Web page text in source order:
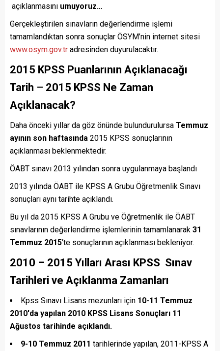
açıklanmasını umuyoruz…
Gerçekleştirilen sınavların değerlendirme işlemi
tamamlandıktan sonra sonuçlar ÖSYM’nin internet sitesi
www.osym.gov.tr adresinden duyurulacaktır.
2015 KPSS Puanlarının Açıklanacağı
Tarih – 2015 KPSS Ne Zaman
Açıklanacak?
Daha önceki yıllar da göz önünde bulundurulursa Temmuz
ayının son haftasında 2015 KPSS sonuçlarının
açıklanması beklenmektedir.
ÖABT sınavı 2013 yılından sonra uygulanmaya başlandı
2013 yılında ÖABT ile KPSS A Grubu Öğretmenlik Sınavı
sonuçları aynı tarihte açıklandı.
Bu yıl da 2015 KPSS A Grubu ve Öğretmenlik ile ÖABT
sınavlarının değerlendirme işlemlerinin tamamlanarak 31
Temmuz 2015‘te sonuçlarının açıklanması bekleniyor.
2010 – 2015 Yılları Arası KPSS Sınav
Tarihleri ve Açıklanma Zamanları
Kpss Sınavı Lisans mezunları için 10-11 Temmuz
2010′da yapılan 2010 KPSS Lisans Sonuçları 11
Ağustos tarihinde açıklandı.
9-10 Temmuz 2011 tarihlerinde yapılan, 2011-KPSS A